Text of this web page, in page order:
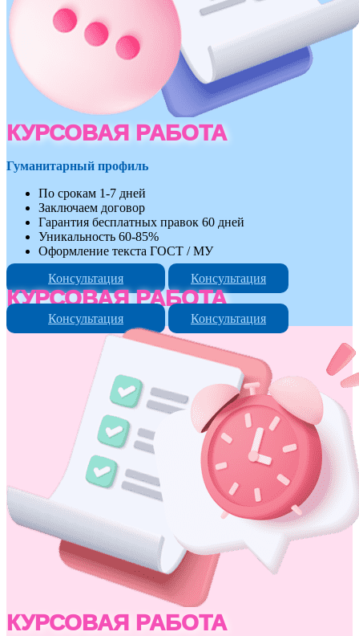
КУРСОВАЯ РАБОТА
Гуманитарный профиль
По срокам 1-7 дней
Заключаем договор
Гарантия бесплатных правок 60 дней
Уникальность 60-85%
Оформление текста ГОСТ / МУ
Консультация
Консультация
КУРСОВАЯ РАБОТА
Консультация Консультация
КУРСОВАЯ РАБОТА